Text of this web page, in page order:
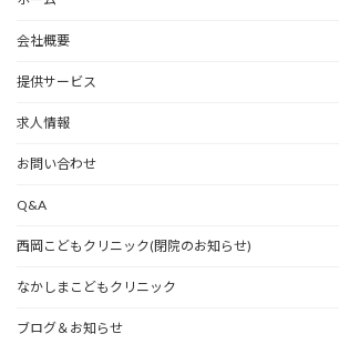
会社概要
提供サービス
求人情報
お問い合わせ
Q&A
西岡こどもクリニック(閉院のお知らせ)
なかしまこどもクリニック
ブログ＆お知らせ